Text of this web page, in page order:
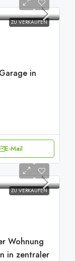
ZU VERKAUFEN
in
E-Mail
ZU VERKAUFEN
Wohnung
in zentraler